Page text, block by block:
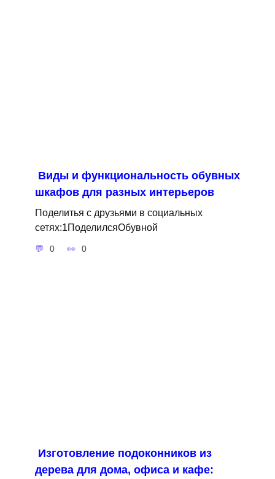
Виды и функциональность обувных
шкафов для разных интерьеров
Поделитья с друзьями в социальных
сетях:1ПоделилсяОбувной
0 0
Изготовление подоконников из
дерева для дома, офиса и кафе: